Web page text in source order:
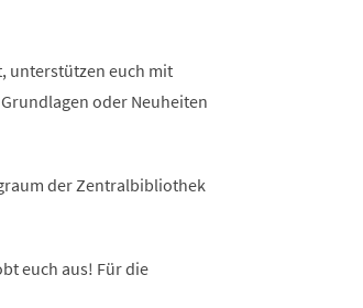
unterstützen euch mit
oder Neuheiten
der Zentralbibliothek
euch aus! Für die